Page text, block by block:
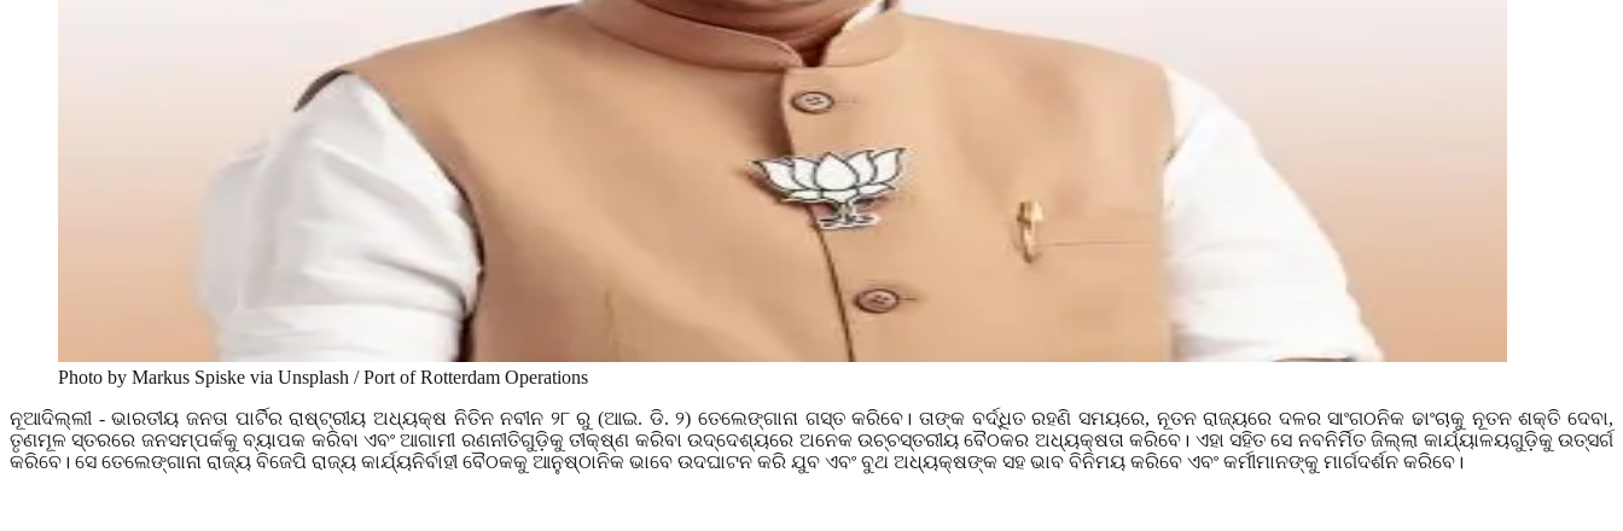
Photo by Markus Spiske via Unsplash / Port of Rotterdam Operations
ନୂଆଦିଲ୍ଲୀ - ଭାରତୀୟ ଜନତା ପାର୍ଟିର ରାଷ୍ଟ୍ରୀୟ ଅଧ୍ୟକ୍ଷ ନିତିନ ନବୀନ ୨୮ ରୁ (ଆଇ. ଡି. ୨) ତେଲେଙ୍ଗାନା ଗସ୍ତ କରିବେ। ତାଙ୍କ ବର୍ଦ୍ଧିତ ରହଣି ସମୟରେ, ନୂତନ ରାଜ୍ୟରେ ଦଳର ସାଂଗଠନିକ ଢାଂଚାକୁ ନୂତନ ଶକ୍ତି ଦେବା,
ତୃଣମୂଳ ସ୍ତରରେ ଜନସମ୍ପର୍କକୁ ବ୍ୟାପକ କରିବା ଏବଂ ଆଗାମୀ ରଣନୀତିଗୁଡ଼ିକୁ ତୀକ୍ଷ୍ଣ କରିବା ଉଦ୍ଦେଶ୍ୟରେ ଅନେକ ଉଚ୍ଚସ୍ତରୀୟ ବୈଠକର ଅଧ୍ୟକ୍ଷତା କରିବେ। ଏହା ସହିତ ସେ ନବନିର୍ମିତ ଜିଲ୍ଲା କାର୍ଯ୍ୟାଳୟଗୁଡ଼ିକୁ ଉତ୍ସର୍ଗ
କରିବେ। ସେ ତେଲେଙ୍ଗାନା ରାଜ୍ୟ ବିଜେପି ରାଜ୍ୟ କାର୍ଯ୍ୟନିର୍ବାହୀ ବୈଠକକୁ ଆନୁଷ୍ଠାନିକ ଭାବେ ଉଦଘାଟନ କରି ଯୁବ ଏବଂ ବୁଥ ଅଧ୍ୟକ୍ଷଙ୍କ ସହ ଭାବ ବିନିମୟ କରିବେ ଏବଂ କର୍ମୀମାନଙ୍କୁ ମାର୍ଗଦର୍ଶନ କରିବେ।